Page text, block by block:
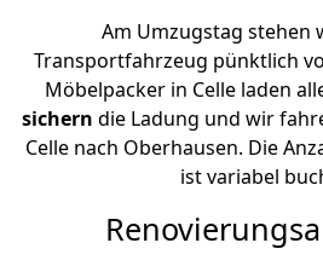
Am Umzugstag stehen
Transportfahrzeug pünktlich
Möbelpacker in Celle laden
sichern die Ladung und wir
Celle nach Oberhausen. Die
ist variabel